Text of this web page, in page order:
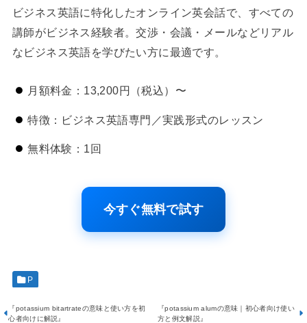
ビジネス英語に特化したオンライン英会話で、すべての
講師がビジネス経験者。交渉・会議・メールなどリアル
なビジネス英語を学びたい方に最適です。
月額料金：13,200円（税込）〜
特徴：ビジネス英語専門／実践形式のレッスン
無料体験：1回
今すぐ無料で試す
P
『potassium bitartrateの意味と使い方を初
心者向けに解説』
『potassium alumの意味｜初心者向け使い
方と例文解説』